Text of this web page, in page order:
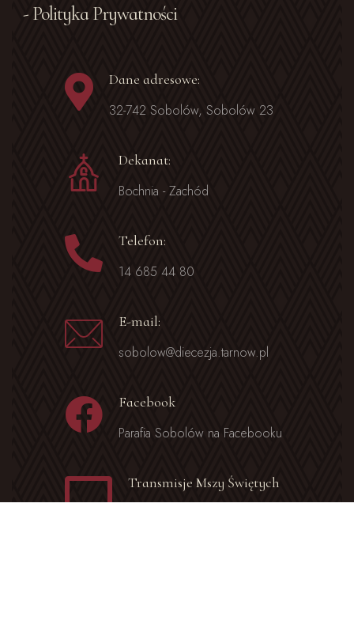
- Polityka Prywatności
Dane adresowe:
32-742 Sobolów, Sobolów 23
Dekanat:
Bochnia - Zachód
Telefon:
14 685 44 80
E-mail:
sobolow@diecezja.tarnow.pl
Facebook
Parafia Sobolów na Facebooku
Transmisje Mszy Świętych